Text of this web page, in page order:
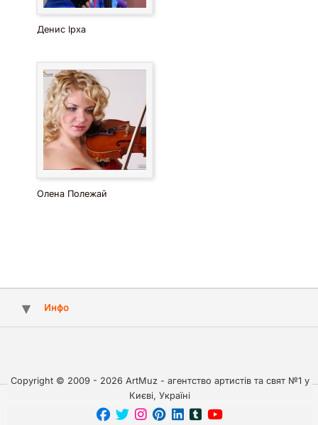
Денис Ірха
Олена Полежай
Инфо
Copyright © 2009 - 2026 ArtMuz - агентство артистів та свят №1 у
Києві, Україні